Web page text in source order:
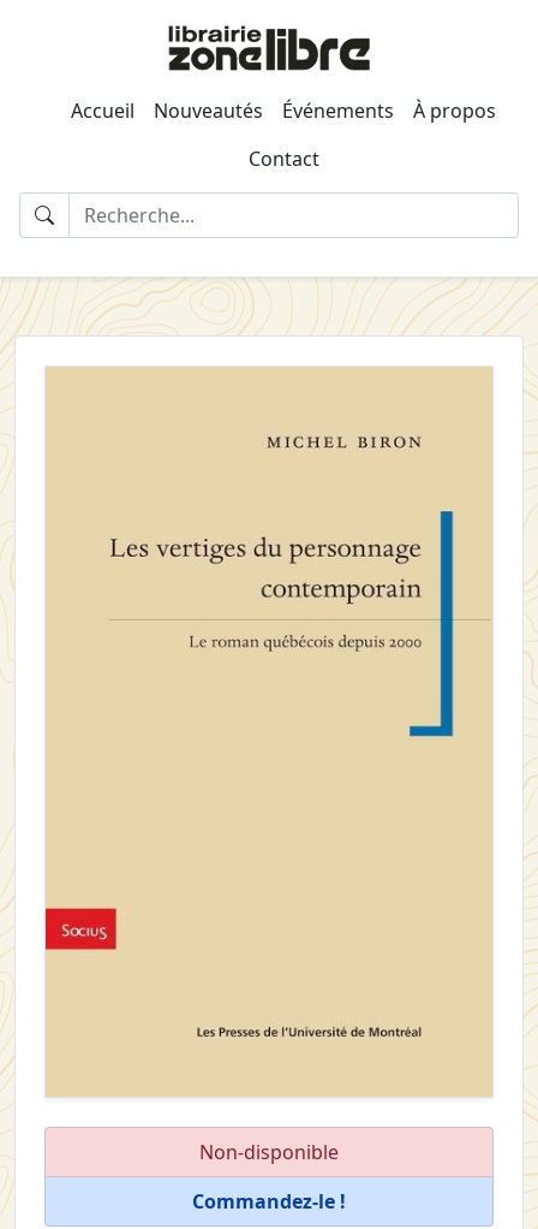
Accueil Nouveautés Événements
À propos
Contact
Non-disponible
Commandez-le !